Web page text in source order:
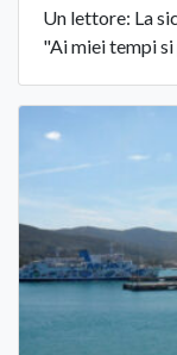
Un lettore: La
"Ai miei tempi